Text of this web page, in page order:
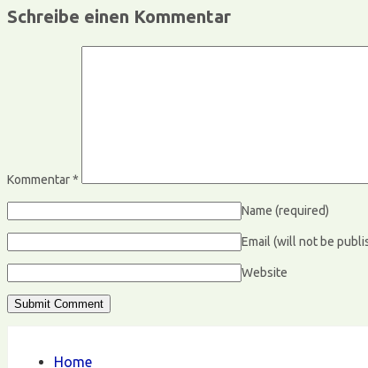
Schreibe einen Kommentar
Kommentar*
Name (required)
Email (will not be
Website
Home